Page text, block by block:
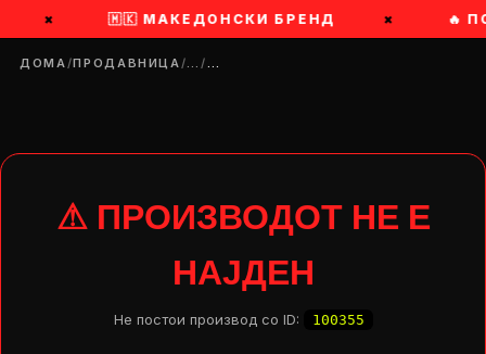
× 🇲🇰 МАКЕДОНСКИ БРЕНД × 🔥
ДОМА/ПРОДАВНИЦА/…/…
⚠ ПРОИЗВОДОТ НЕ Е
НАЈДЕН
Не постои производ со ID: 100355